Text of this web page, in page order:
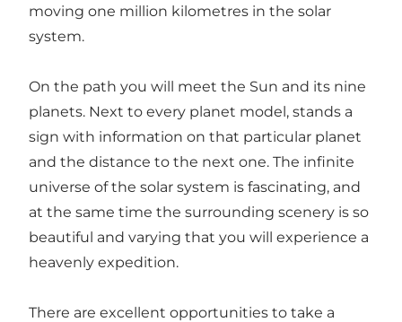
moving one million kilometres in the solar
system.
On the path you will meet the Sun and its nine
planets. Next to every planet model, stands a
sign with information on that particular planet
and the distance to the next one. The infinite
universe of the solar system is fascinating, and
at the same time the surrounding scenery is so
beautiful and varying that you will experience a
heavenly expedition.
There are excellent opportunities to take a